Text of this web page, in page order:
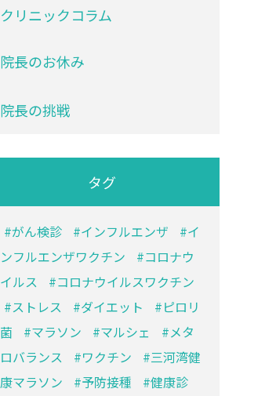
クリニックコラム
院長のお休み
院長の挑戦
タグ
がん検診 インフルエンザ
イ
ンフルエンザワクチン
コロナウ
イルス
コロナウイルスワクチン
ストレス
ダイエット
ピロリ
菌
マラソン マルシェ
メタ
ロバランス
ワクチン
三河湾健
康マラソン
予防接種
健康診